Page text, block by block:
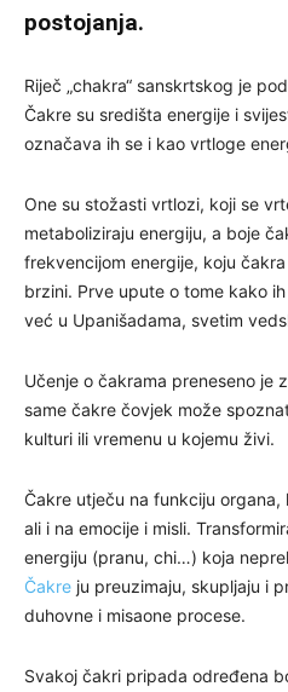
postojanja.
Riječ „chakra“ sanskrtskog je
Čakre su središta energije i
označava ih se i kao vrtloge
One su stožasti vrtlozi, koji se
metaboliziraju energiju, a boje
frekvencijom energije, koju
brzini. Prve upute o tome kako
već u Upanišadama, svetim
Učenje o čakrama preneseno je
same čakre čovjek može
kulturi ili vremenu u kojemu živi.
Čakre utječu na funkciju
ali i na emocije i misli.
energiju (pranu, chi…) koja
Čakre ju preuzimaju, skupljaju i
duhovne i misaone procese.
Svakoj čakri pripada određena